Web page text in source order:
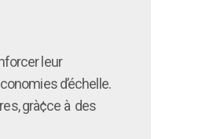
leur
d’échelle.
grà¢ce à des